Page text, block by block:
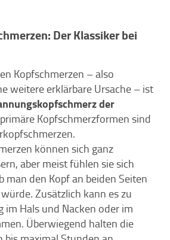
Der Klassiker bei
Kopfschmerzen – also
weitere erklärbare Ursache – ist
der
Kopfschmerzformen sind
können sich ganz
aber meist fühlen sie sich
man den Kopf an beiden Seiten
Zusätzlich kann es zu
im Hals und Nacken oder im
Überwiegend halten die